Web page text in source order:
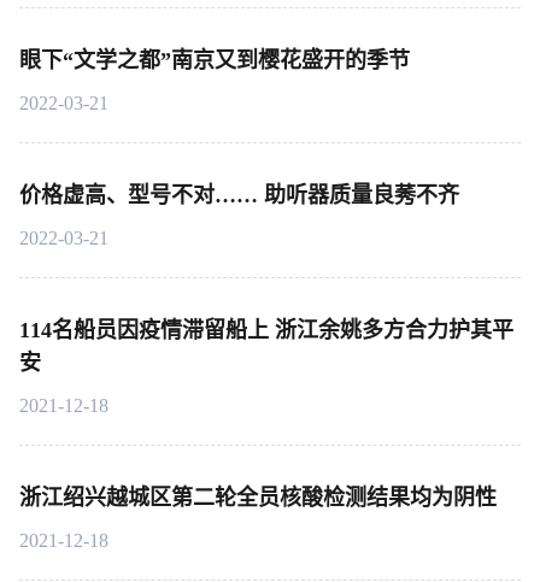
眼下“文学之都”南京又到樱花盛开的季节
2022-03-21
价格虚高、型号不对…… 助听器质量良莠不齐
2022-03-21
114名船员因疫情滞留船上 浙江余姚多方合力护其平
安
2021-12-18
浙江绍兴越城区第二轮全员核酸检测结果均为阴性
2021-12-18